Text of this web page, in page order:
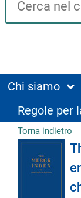
Chi siamo
Regole per
Torna indietro